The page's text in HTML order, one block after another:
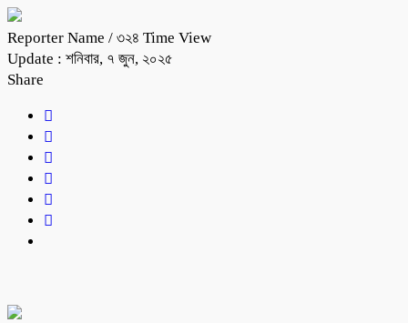
Reporter Name / ৩২৪ Time View
Update : শনিবার, ৭ জুন, ২০২৫
Share